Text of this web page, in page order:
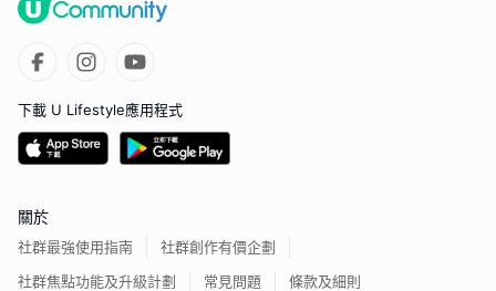
下載 U Lifestyle應用程式
關於
社群最強使用指南
社群創作有價企劃
社群焦點功能及升級計劃
常見問題 條款及細則